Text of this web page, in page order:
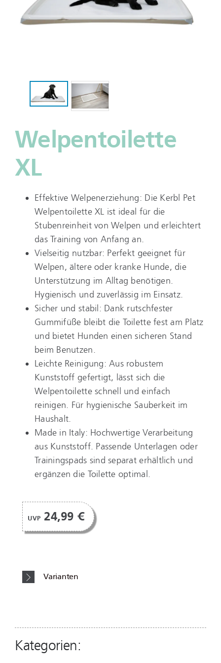
Welpentoilette
XL
Effektive Welpenerziehung: Die Kerbl Pet
Welpentoilette XL ist ideal für die
Stubenreinheit von Welpen und erleichtert
das Training von Anfang an.
Vielseitig nutzbar: Perfekt geeignet für
Welpen, ältere oder kranke Hunde, die
Unterstützung im Alltag benötigen.
Hygienisch und zuverlässig im Einsatz.
Sicher und stabil: Dank rutschfester
Gummifüße bleibt die Toilette fest am Platz
und bietet Hunden einen sicheren Stand
beim Benutzen.
Leichte Reinigung: Aus robustem
Kunststoff gefertigt, lässt sich die
Welpentoilette schnell und einfach
reinigen. Für hygienische Sauberkeit im
Haushalt.
Made in Italy: Hochwertige Verarbeitung
aus Kunststoff. Passende Unterlagen oder
Trainingspads sind separat erhältlich und
ergänzen die Toilette optimal.
UVP 24,99 €
Varianten
Kategorien: